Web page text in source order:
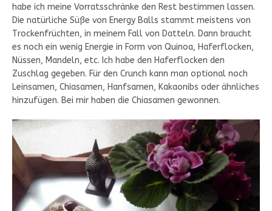
habe ich meine Vorratsschränke den Rest bestimmen lassen.
Die natürliche Süße von Energy Balls stammt meistens von
Trockenfrüchten, in meinem Fall von Datteln. Dann braucht
es noch ein wenig Energie in Form von Quinoa, Haferflocken,
Nüssen, Mandeln, etc. Ich habe den Haferflocken den
Zuschlag gegeben. Für den Crunch kann man optional noch
Leinsamen, Chiasamen, Hanfsamen, Kakaonibs oder ähnliches
hinzufügen. Bei mir haben die Chiasamen gewonnen.